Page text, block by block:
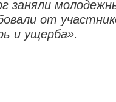
заняли
от
и ущерба».